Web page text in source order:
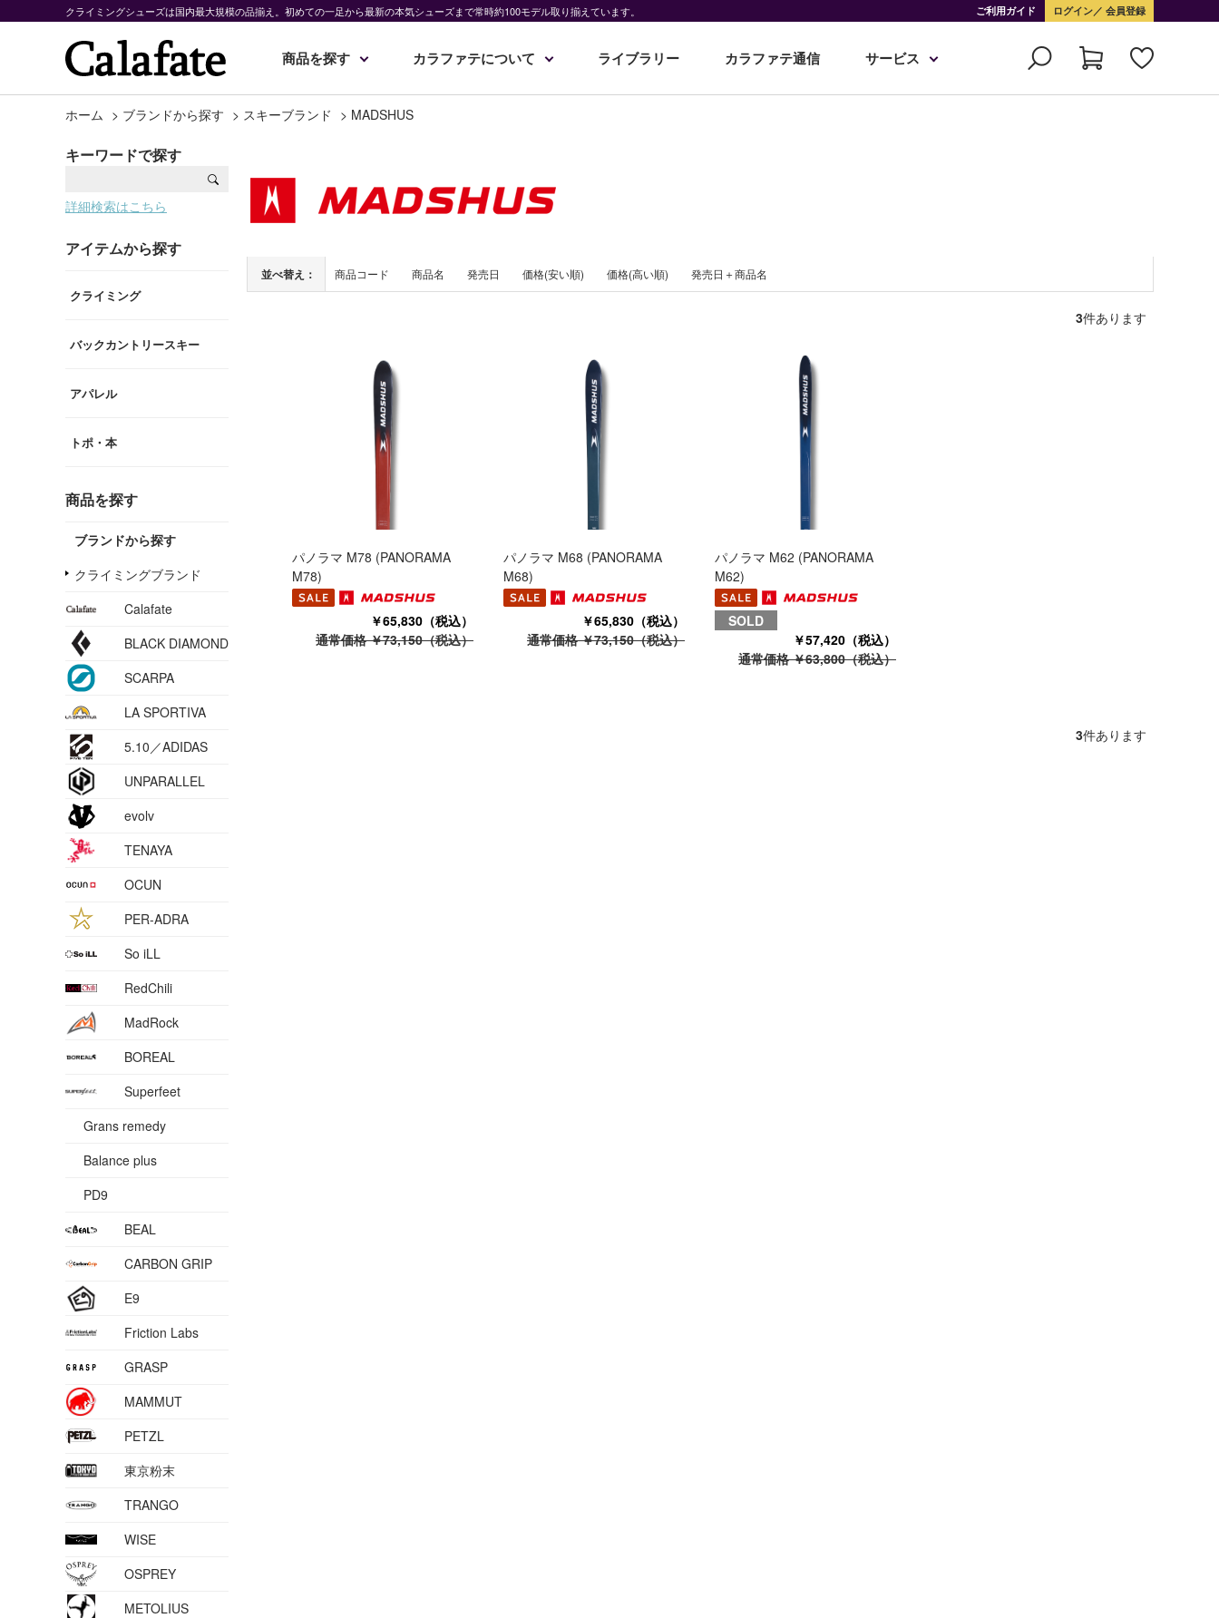
クライミングシューズは国内最大規模の品揃え。初めての一足から最新の本気シューズまで常時約100モデル取り揃えています。 ご利用ガイド ログイン 会員登録
商品を探す カラファテについて ライブラリー カラファテ通信 サービス
ホーム > ブランドから探す > スキーブランド > MADSHUS
キーワードで探す
詳細検索はこちら
アイテムから探す
クライミング
バックカントリースキー
アパレル
トポ・本
商品を探す
ブランドから探す
クライミングブランド
Calafate
BLACK DIAMOND
SCARPA
LA SPORTIVA
5.10／ADIDAS
UNPARALLEL
evolv
TENAYA
OCUN
PER-ADRA
So iLL
RedChili
MadRock
BOREAL
Superfeet
Grans remedy
Balance plus
PD9
BEAL
CARBON GRIP
E9
Friction Labs
GRASP
MAMMUT
PETZL
東京粉末
TRANGO
WISE
OSPREY
METOLIUS
並べ替え： 商品コード 商品名 発売日 価格(安い順) 価格(高い順) 発売日＋商品名
3件あります
パノラマ M78 (PANORAMA
M78)
￥65,830（税込）
通常価格 ￥73,150（税込）
パノラマ M68 (PANORAMA
M68)
￥65,830（税込）
通常価格 ￥73,150（税込）
パノラマ M62 (PANORAMA
M62)
SOLD
￥57,420（税込）
通常価格 ￥63,800（税込）
3件あります